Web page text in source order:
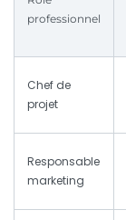
professionnel
Chef de
projet
Responsable
marketing